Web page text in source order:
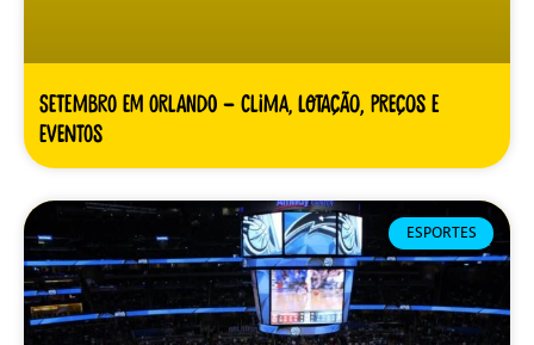
Setembro em Orlando – clima, lotação, preços e
eventos
ESPORTES